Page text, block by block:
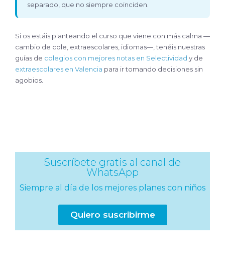
separado, que no siempre coinciden.
Si os estáis planteando el curso que viene con más calma —
cambio de cole, extraescolares, idiomas—, tenéis nuestras
guías de colegios con mejores notas en Selectividad y de
extraescolares en Valencia para ir tomando decisiones sin
agobios.
Suscríbete gratis al canal de
WhatsApp
Siempre al día de los mejores planes con niños
Quiero suscribirme